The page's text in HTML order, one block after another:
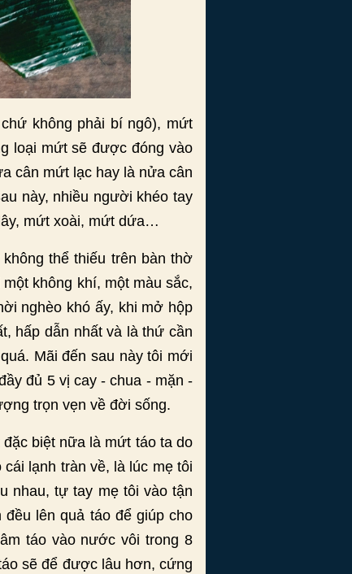
không phải bí ngô), mứt
loại mứt sẽ được đóng vào
cân mứt lạc hay là nửa cân
này, nhiều người khéo tay
mứt xoài, mứt dứa…
thể thiếu trên bàn thờ
không khí, một màu sắc,
nghèo khó ấy, khi mở hộp
hấp dẫn nhất và là thứ cần
Mãi đến sau này tôi mới
đủ 5 vị cay - chua - mặn -
trọn vẹn về đời sống.
biệt nữa là mứt táo ta do
lạnh tràn về, là lúc mẹ tôi
nhau, tự tay mẹ tôi vào tận
lên quả táo để giúp cho
táo vào nước vôi trong 8
sẽ để được lâu hơn, cứng